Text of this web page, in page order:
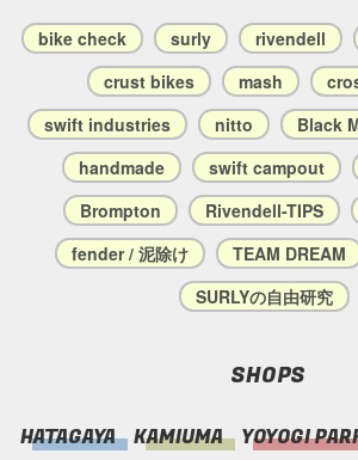
bike check surly rivendell
crust bikes
mash
swift industries
nitto
Black
handmade
swift campout
Brompton
Rivendell-TIPS
fender / 泥除け
TEAM DREAM
SURLYの自由研究
SHOPS
HATAGAYA KAMIUMA YOYOGI